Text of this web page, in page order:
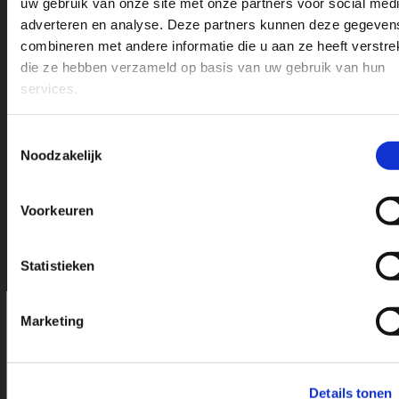
adverteren en analyse. Deze partners kunnen deze
combineren met andere informatie die u aan ze heeft
die ze hebben verzameld op basis van uw gebruik van hun
services.
Noodzakelijk
Voorkeuren
Statistieken
Marketing
Details tonen
Doe hier uw inspiratie op en Bekijk onze merken